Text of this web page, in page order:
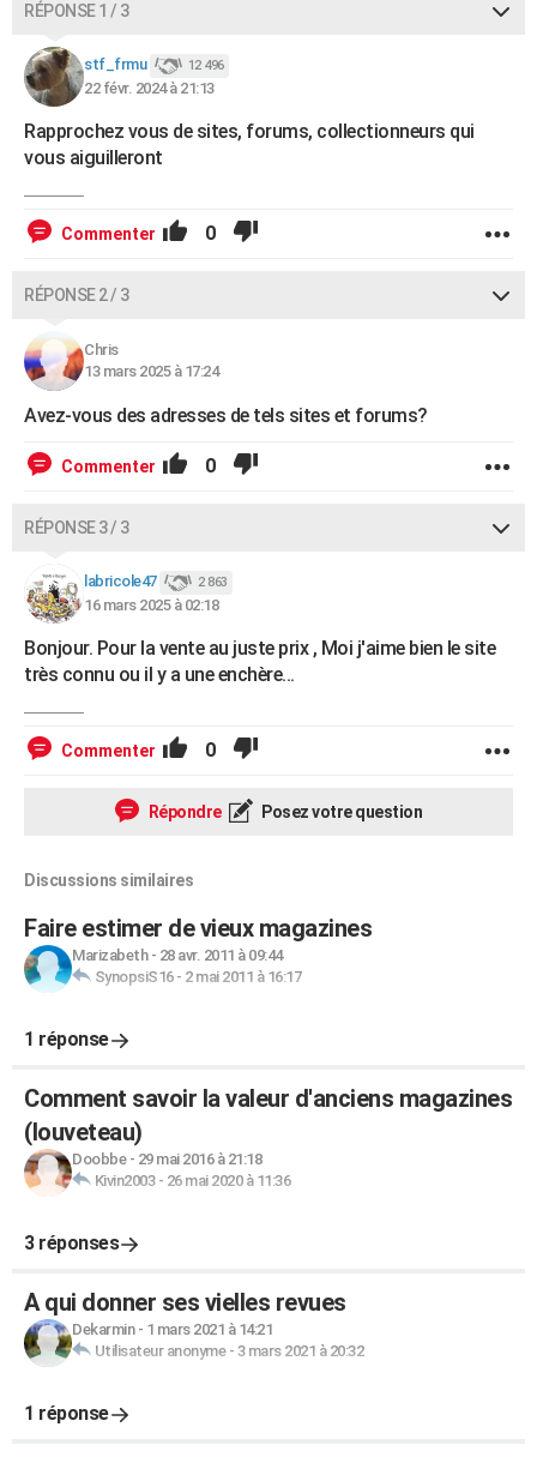
Dictionnaire
Biographies
Citations
Expressions
Proverbes
PROGRAMME TV
COPAINS D'AVANT
S'inscrire
Se connecter
Lycées
Collèges
Primaires
Universités
Entreprises
Service militaire
Avis de recherche
FORUM
RÉPONSE 1 / 3
stf_frmu 12 496
22 févr. 2024 à 21:13
Rapprochez vous de sites, forums, collectionneurs qui
vous aiguilleront
Commenter 0
RÉPONSE 2 / 3
Chris
13 mars 2025 à 17:24
Avez-vous des adresses de tels sites et forums?
Commenter 0
RÉPONSE 3 / 3
labricole47 2 863
16 mars 2025 à 02:18
Bonjour. Pour la vente au juste prix , Moi j'aime bien le site
très connu ou il y a une enchère...
Commenter 0
Répondre Posez votre question
Discussions similaires
Faire estimer de vieux magazines
Marizabeth- 28 avr. 2011 à 09:44
SynopsiS16- 2 mai 2011 à 16:17
1 réponse
Comment savoir la valeur d'anciens magazines
(louveteau)
Doobbe- 29 mai 2016 à 21:18
Kivin2003- 26 mai 2020 à 11:36
3 réponses
A qui donner ses vielles revues
Dekarmin- 1 mars 2021 à 14:21
Utilisateur anonyme- 3 mars 2021 à 20:32
1 réponse